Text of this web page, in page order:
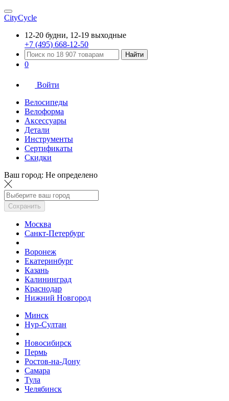
CityCycle
12-20 будни, 12-19 выходные
+7 (495) 668-12-50
Найти
0
Войти
Велосипеды
Велоформа
Аксессуары
Детали
Инструменты
Сертификаты
Скидки
Ваш город: Не определено
Сохранить
Москва
Санкт-Петербург
Воронеж
Екатеринбург
Казань
Калининград
Краснодар
Нижний Новгород
Минск
Нур-Султан
Новосибирск
Пермь
Ростов-на-Дону
Самара
Тула
Челябинск